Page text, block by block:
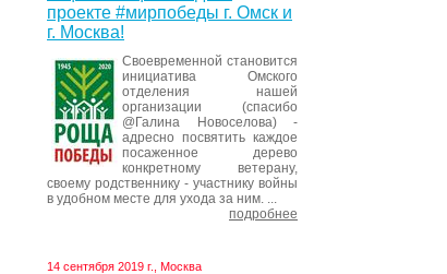
проекте #мирпобеды г. Омск и
г. Москва!
Своевременной становится
инициатива Омского
отделения нашей
организации (спасибо
@Галина Новоселова) -
адресно посвятить каждое
посаженное дерево
конкретному ветерану,
своему родственнику - участнику войны
в удобном месте для ухода за ним. ...
подробнее
14 сентября 2019 г., Москва